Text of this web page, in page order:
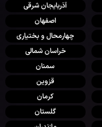
آذربایجان شرقی
اصفهان
چهارمحال و بختیاری
خراسان شمالی
سمنان
قزوین
کرمان
گلستان